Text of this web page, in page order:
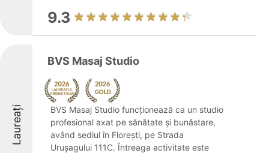
9.3
Laureați
BVS Masaj Studio
BVS Masaj Studio funcționează ca un studio
profesional axat pe sănătate și bunăstare,
având sediul în Florești, pe Strada
Urușagului 111C. Întreaga activitate este